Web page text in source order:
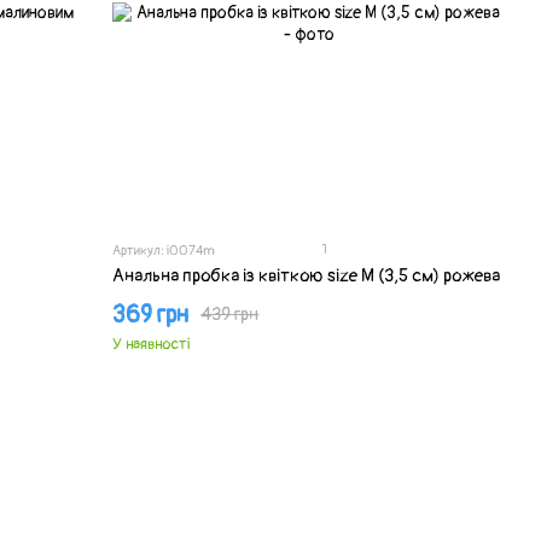
Артикул: i0074m 1
Анальна пробка із квіткою size M (3,5 см) рожева
439 грн
369 грн
У наявності